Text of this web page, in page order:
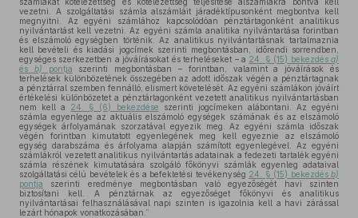
vezetni. A szolgáltatási számla alszámláit járadéktípusonként megbontva kell
megnyitni. Az egyéni számlához kapcsolódóan pénztártagonként analitikus
nyilvántartást kell vezetni. Az egyéni számla analitika nyilvántartása forintban
és elszámoló egységben történik. Az analitikus nyilvántartásnak tartalmaznia
kell bevételi és kiadási jogcímek szerinti megbontásban, időrendi sorrendben,
egységes szerkezetben a jóváírásokat és terheléseket – a 24. § (15) bekezdésa)
és b) pontja szerinti megbontásban – forintban, valamint a jóváírások és
terhelések különbözetének összegében az adott időszak végén a pénztártagnak
a pénztárral szemben fennálló, elismert követelését. Az egyéni számlákon jóváírt
értékelési különbözetet a pénztártagonként vezetett analitikus nyilvántartásban
nem kell a 24. § (6) bekezdése szerinti jogcímeken alábontani. Az egyéni
számla egyenlege az aktuális elszámoló egységek számának és az elszámoló
egységek árfolyamának szorzatával egyezik meg. Az egyéni számla időszak
végén forintban kimutatott egyenlegének meg kell egyeznie az elszámoló
egység darabszáma és árfolyama alapján számított egyenlegével. Az egyéni
számlákról vezetett analitikus nyilvántartás adatainak a fedezeti tartalék egyéni
számla részének kimutatására szolgáló főkönyvi számlák egyenleg adataival
szolgáltatási célú bevételek és a befektetési tevékenység 24. § (15) bekezdésb)
pontja szerinti eredménye megbontásban való egyezőségét havi szinten
biztosítani kell. A pénztárnak az egyezőséget főkönyvi és analitikus
nyilvántartásai felhasználásával napi szinten is igazolnia kell a havi zárással
lezárt hónapok vonatkozásában.”